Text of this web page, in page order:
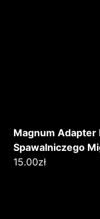
Magnum Adapter
Spawalniczego
15.00zł